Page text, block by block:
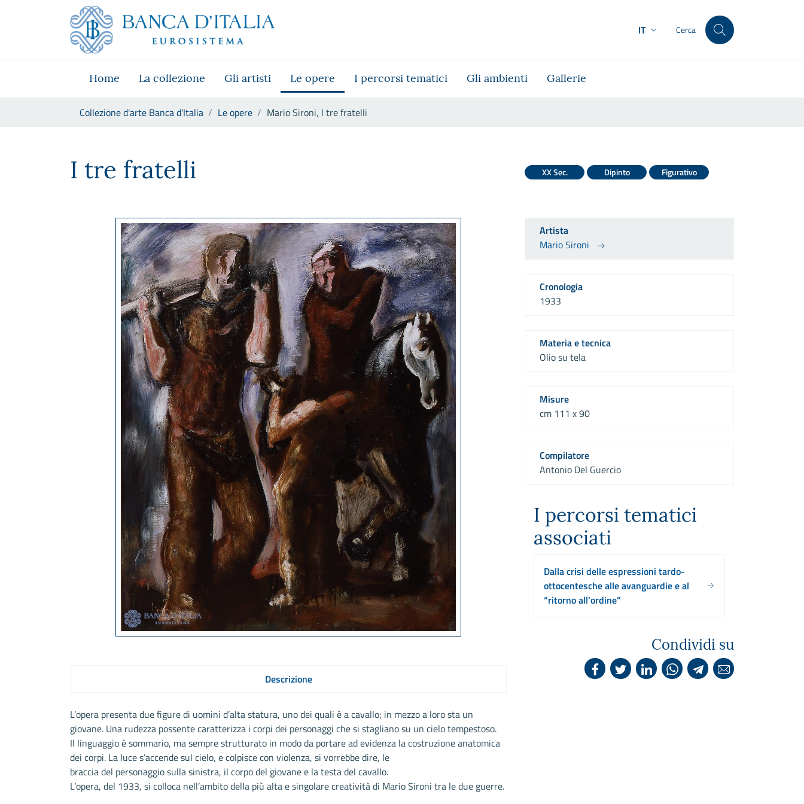
Skip to Main Content
Vai al sito istituzionale
Vai al menu di navigazione
Vai alla ricerca
Vai ai contenuti
IT Cerca
Home La collezione Gli artisti Le opere I percorsi tematici Gli ambienti Gallerie
Collezione d'arte Banca d'Italia Le opere Mario Sironi, I tre fratelli
I tre fratelli XX Sec. Dipinto Figurativo
Descrizione
L’opera presenta due figure di uomini d’alta statura, uno dei quali è a cavallo; in mezzo a loro sta un
giovane. Una rudezza possente caratterizza i corpi dei personaggi che si stagliano su un cielo tempestoso.
Il linguaggio è sommario, ma sempre strutturato in modo da portare ad evidenza la costruzione anatomica
dei corpi. La luce s’accende sul cielo, e colpisce con violenza, si vorrebbe dire, le
braccia del personaggio sulla sinistra, il corpo del giovane e la testa del cavallo.
L’opera, del 1933, si colloca nell’ambito della più alta e singolare creatività di Mario Sironi tra le due guerre.
Artista
Mario Sironi
Cronologia
1933
Materia e tecnica
Olio su tela
Misure
cm 111 x 90
Compilatore
Antonio Del Guercio
I percorsi tematici
associati
Dalla crisi delle espressioni tardo-
ottocentesche alle avanguardie e al
“ritorno all’ordine”
Condividi su